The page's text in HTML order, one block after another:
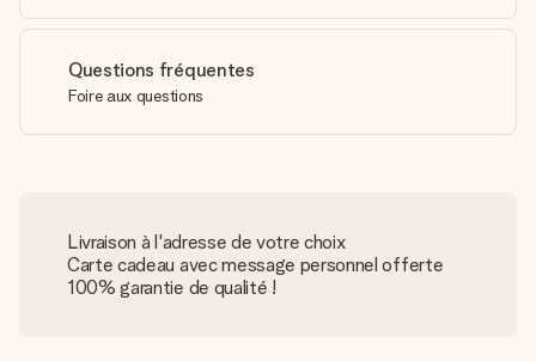
Questions fréquentes
Foire aux questions
Livraison à l'adresse de votre choix
Carte cadeau avec message personnel offerte
100% garantie de qualité !